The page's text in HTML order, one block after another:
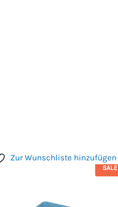
Zur Wunschliste hinzufügen
SALE